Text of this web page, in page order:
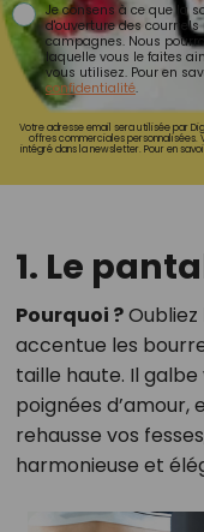
Je consens à ce que la
d'ouverture des
campagnes. Nous
laquelle vous le faites
vous utilisez. Pour en
confidentialité.
Votre adresse email sera utilisée par
offres commerciales personnalisées.
intégré dans la newsletter. Pour en
1. Le
Pourquoi ?Oubliez
accentue les
taille haute. Il
poignées
rehausse vos
harmonieuse et